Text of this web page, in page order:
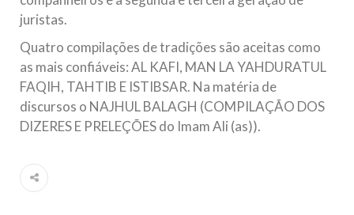
juristas.
Quatro compilações de tradições são aceitas como
as mais confiáveis: AL KAFI, MAN LA YAHDURATUL
FAQIH, TAHTIB E ISTIBSAR. Na matéria de
discursos o NAJHUL BALAGH (COMPILAÇÃO DOS
DIZERES E PRELEÇÕES do Imam Ali (as)).